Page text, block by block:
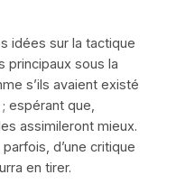
idées sur la tactique
principaux sous la
s’ils avaient existé
espérant que,
assimileront mieux.
d’une critique
en tirer.